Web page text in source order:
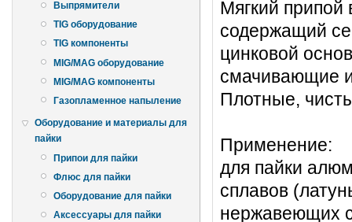
Выпрямители
TIG оборудование
TIG компоненты
MIG/MAG оборудование
MIG/MAG компоненты
Газопламенное напыление
Оборудование и материалы для
пайки
Припои для пайки
Флюс для пайки
Оборудование для пайки
Аксессуары для пайки
Мягкий припой
содержащий
цинковой
смачивающие
Плотные,
Применение:
для пайки
сплавов
нержавеющих